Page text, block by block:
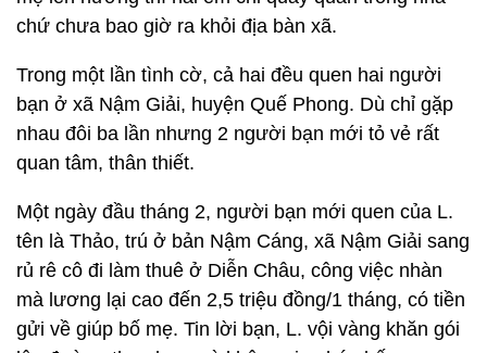
chứ chưa bao giờ ra khỏi địa bàn xã.
Trong một lần tình cờ, cả hai đều quen hai người
bạn ở xã Nậm Giải, huyện Quế Phong. Dù chỉ gặp
nhau đôi ba lần nhưng 2 người bạn mới tỏ vẻ rất
quan tâm, thân thiết.
Một ngày đầu tháng 2, người bạn mới quen của L.
tên là Thảo, trú ở bản Nậm Cáng, xã Nậm Giải sang
rủ rê cô đi làm thuê ở Diễn Châu, công việc nhàn
mà lương lại cao đến 2,5 triệu đồng/1 tháng, có tiền
gửi về giúp bố mẹ. Tin lời bạn, L. vội vàng khăn gói